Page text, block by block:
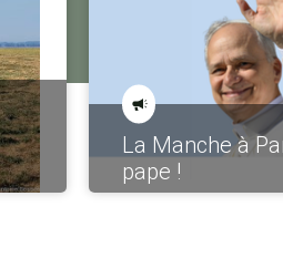
La Manche à
pape !